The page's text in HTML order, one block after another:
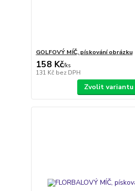
GOLFOVÝ MÍČ, pískování obrázku
158 Kč/ks
131 Kč bez DPH
Zvolit variantu